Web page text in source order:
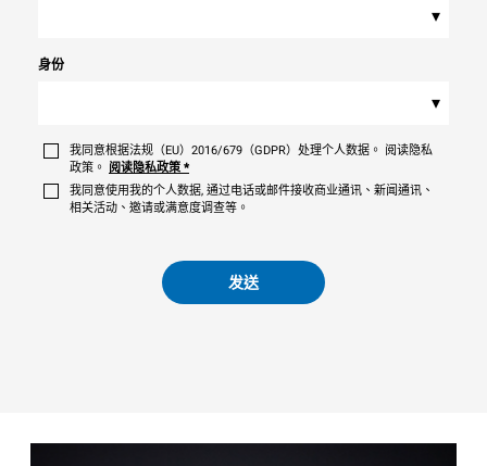
▾
身份
▾
我同意根据法规（EU）2016/679（GDPR）处理个人数据。 阅读隐私
政策。 阅读隐私政策 *
我同意使用我的个人数据, 通过电话或邮件接收商业通讯、新闻通讯、
相关活动、邀请或满意度调查等。
发送